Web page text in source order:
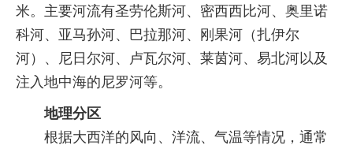
米。主要河流有圣劳伦斯河、密西西比河、奥里诺
科河、亚马孙河、巴拉那河、刚果河（扎伊尔
河）、尼日尔河、卢瓦尔河、莱茵河、易北河以及
注入地中海的尼罗河等。
地理分区
根据大西洋的风向、洋流、气温等情况，通常